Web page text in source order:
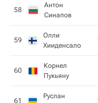
58
Антон
Синапов
59
Олли
Хииденсало
60
Корнел
Пукьяну
61
Руслан